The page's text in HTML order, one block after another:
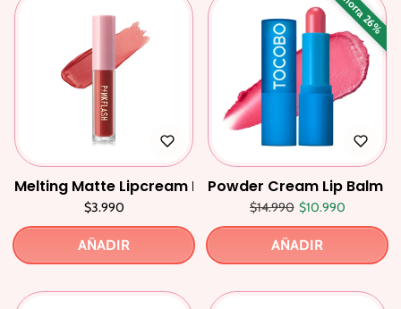
Melting Matte Lipcream R03 On Mode
$3.990
AÑADIR
Ahorra 26%
Powder Cream Lip Balm
Precio regular
$14.990 Precio de oferta
$10.990
AÑADIR